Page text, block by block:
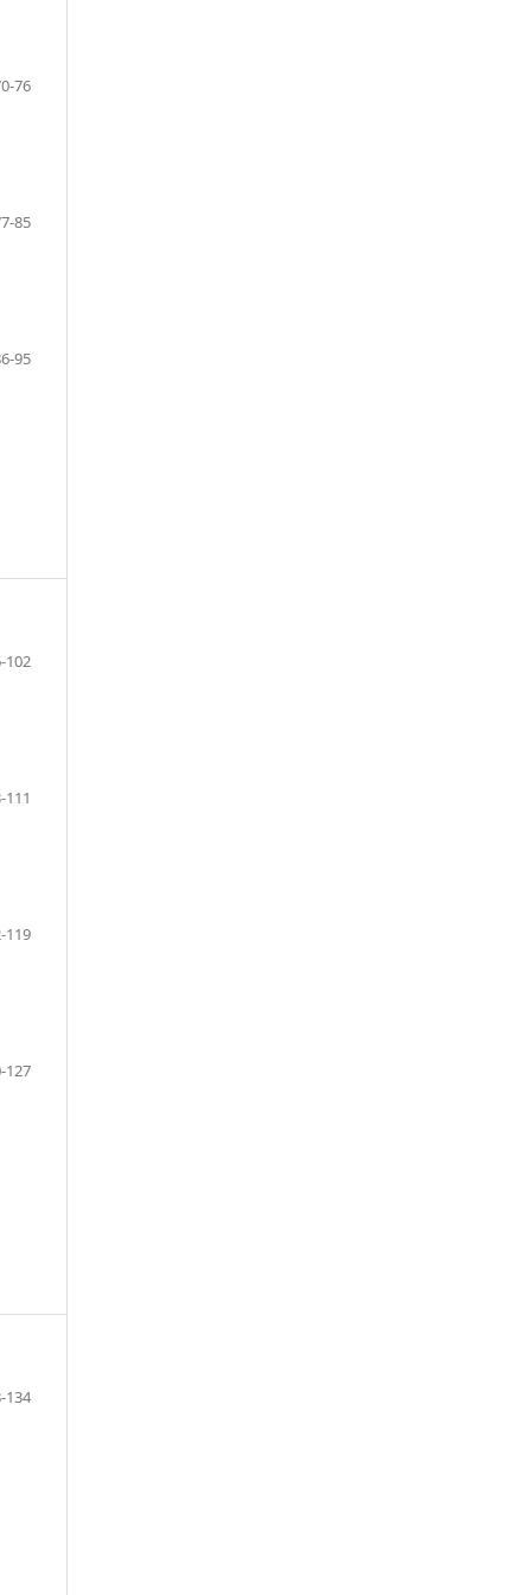
76
85
95
102
111
119
127
134